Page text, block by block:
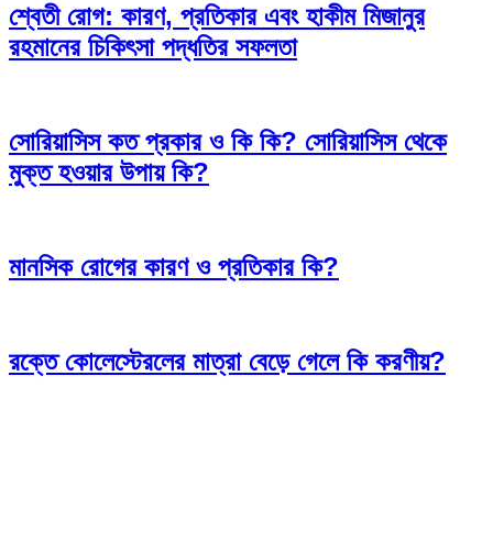
শ্বেতী রোগ: কারণ, প্রতিকার এবং হাকীম মিজানুর
রহমানের চিকিৎসা পদ্ধতির সফলতা
সোরিয়াসিস কত প্রকার ও কি কি? সোরিয়াসিস থেকে
মুক্ত হওয়ার উপায় কি?
মানসিক রোগের কারণ ও প্রতিকার কি?
রক্তে কোলেস্টেরলের মাত্রা বেড়ে গেলে কি করণীয়?